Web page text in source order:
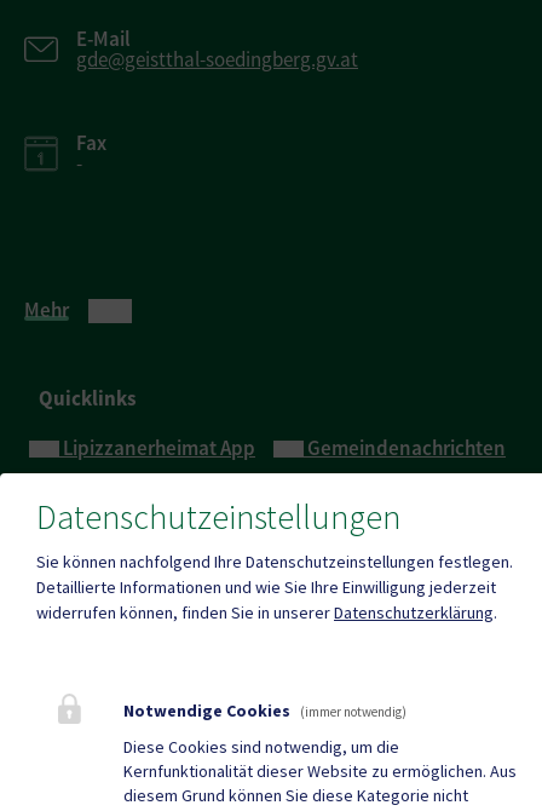
E-Mail
gde@geistthal-soedingberg.gv.at
Fax
-
Mehr
Quicklinks
Lipizzanerheimat App
Gemeindenachrichten
Neuigkeiten
Termine
BARRIEREFREIHEIT|DATENSCHUTZ |SITEMAP|
Datenschutzeinstellungen
Sie können nachfolgend Ihre Datenschutzeinstellungen festlegen.
Detaillierte Informationen und wie Sie Ihre Einwilligung jederzeit
widerrufen können, finden Sie in unsererDatenschutzerklärung.
Notwendige Cookies (immer notwendig)
Diese Cookies sind notwendig, um die
Kernfunktionalität dieser Website zu ermöglichen. Aus
diesem Grund können Sie diese Kategorie nicht